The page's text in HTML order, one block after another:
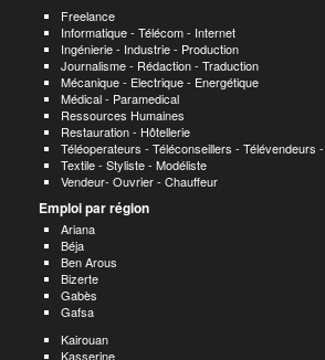
Freelance
Informatique - Télécom - Internet
Ingénierie - Industrie - Production
Journalisme - Rédaction - Traduction
Mécanique - Electrique - Energétique
Médical - Paramedical
Ressources Humaines
Restauration - Hôtellerie
Téléoperateurs - Téléconseillers - Télévendeurs
Textile - Styliste - Modéliste
Vendeur- Ouvrier - Chauffeur
Emploi par région
Ariana
Béja
Ben Arous
Bizerte
Gabès
Gafsa
Kairouan
Kasserine